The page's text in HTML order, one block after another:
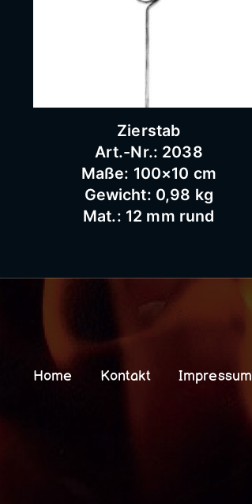
Zierstab
Art.-Nr.: 2038
Maße: 100×10 cm
Gewicht: 0,98 kg
Mat.: 12 mm rund
Home Kontakt Impressum